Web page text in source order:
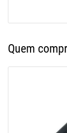
Quem